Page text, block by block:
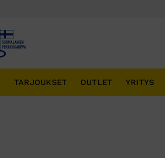
TARJOUKSET OUTLET YRITYS